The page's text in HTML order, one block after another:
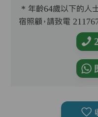
* 年齡64歲以下的人
宿照顧，請致電